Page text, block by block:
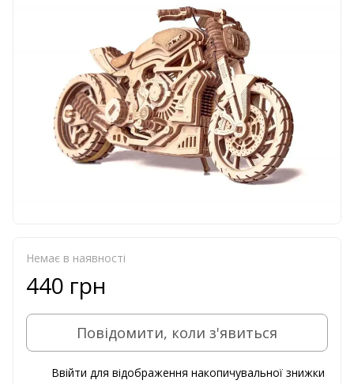
Немає в наявності
440 грн
Повідомити, коли з'явиться
Ввійти для відображення накопичувальної знижки